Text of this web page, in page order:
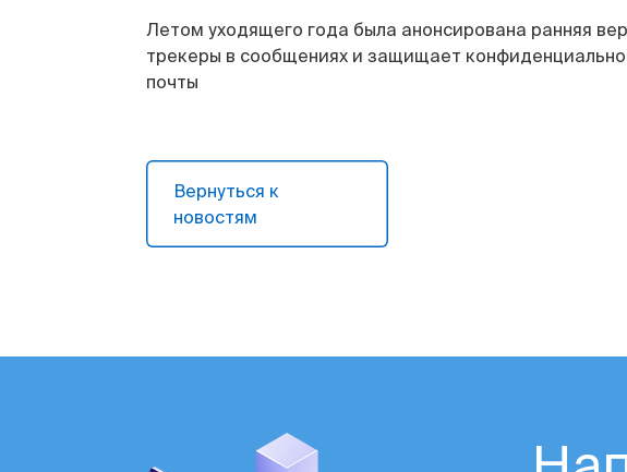
Летом уходящего года была анонсирована ранняя
трекеры в сообщениях и защищает
почты
Вернуться к
новостям